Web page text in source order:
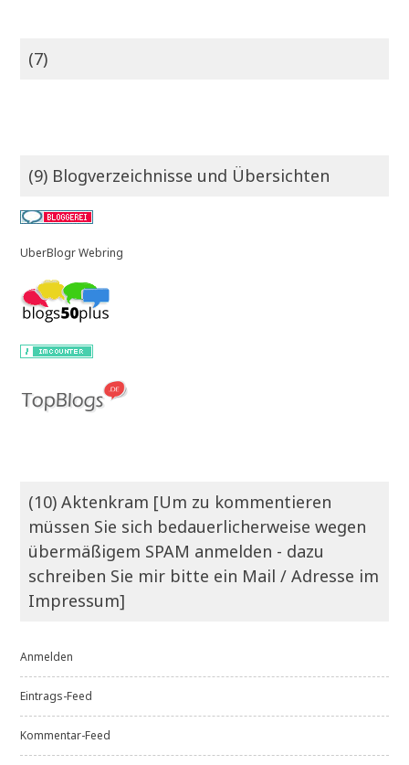
(7)
(9) Blogverzeichnisse und Übersichten
UberBlogr Webring
(10) Aktenkram [Um zu kommentieren
müssen Sie sich bedauerlicherweise wegen
übermäßigem SPAM anmelden - dazu
schreiben Sie mir bitte ein Mail / Adresse im
Impressum]
Anmelden
Eintrags-Feed
Kommentar-Feed